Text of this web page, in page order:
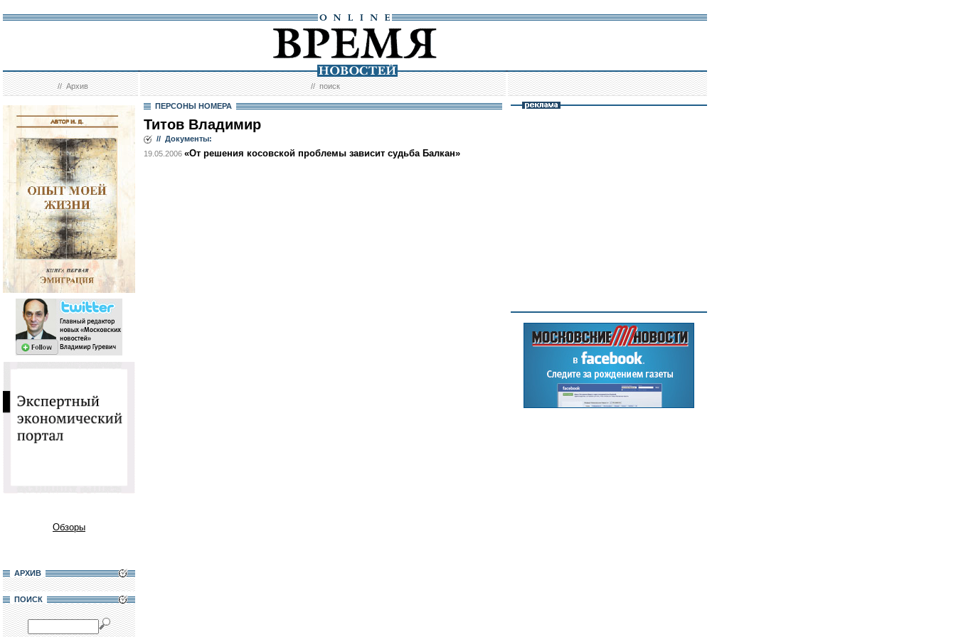
//Архив //поиск
Обзоры
АРХИВ
ПОИСК
ПЕРСОНЫ НОМЕРА
Титов Владимир
// Документы:
19.05.2006 «От решения косовской проблемы зависит судьба Балкан»